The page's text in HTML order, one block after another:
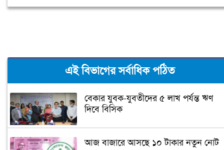
এই বিভাগের সর্বাধিক পঠিত
বেকার যুবক-যুবতীদের ৫ লাখ পর্যন্ত ঋণ
দিবে বিসিক
আজ বাজারে আসছে ১০ টাকার নতুন নোট